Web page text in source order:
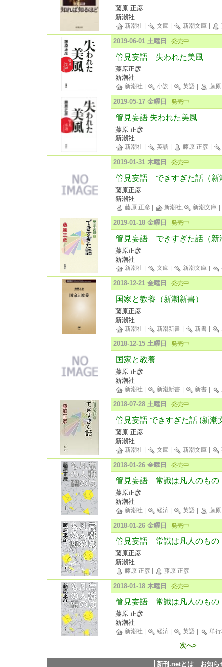
藤原 正彦
新潮社
新潮社 文庫 新潮文庫
2019-06-01 土曜日 発売中
管見妄語 失われた美風
藤原正彦
新潮社
新潮社 小説 英語 藤原
2019-05-17 金曜日 発売中
管見妄語 失われた美風
藤原 正彦
新潮社
新潮社 英語 藤原 正彦
2019-01-31 木曜日 発売中
管見妄語 できすぎた話（新
藤原正彦
新潮社
藤原 正彦 新潮社, 新潮文庫
2019-01-18 金曜日 発売中
管見妄語 できすぎた話（新
藤原正彦
新潮社
新潮社 文庫 新潮文庫
2018-12-21 金曜日 発売中
国家と教養（新潮新書）
藤原正彦
新潮社
新潮社 新潮新書 新書
2018-12-15 土曜日 発売中
国家と教養
藤原 正彦
新潮社
新潮社 新潮新書 新書
2018-07-28 土曜日 発売中
管見妄語 できすぎた話 (新潮
藤原 正彦
新潮社
新潮社 文庫 新潮文庫
2018-01-26 金曜日 発売中
管見妄語 常識は凡人のもの
藤原正彦
新潮社
新潮社 経済 英語 藤原
2018-01-26 金曜日 発売中
管見妄語 常識は凡人のもの
藤原正彦
新潮社
藤原 正彦 藤原 正彦
2018-01-18 木曜日 発売中
管見妄語 常識は凡人のもの
藤原 正彦
新潮社
新潮社 経済 英語 単行
次へ>
新刊.netとは
お知ら